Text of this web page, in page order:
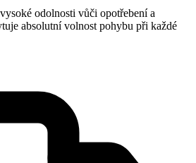
odolnosti vůči opotřebení a
absolutní volnost pohybu při každé